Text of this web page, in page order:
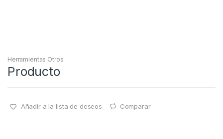
Herramientas Otros
Producto
Añadir a la lista de deseos Comparar